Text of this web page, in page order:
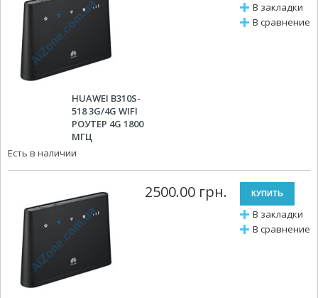
В закладки
В сравнение
HUAWEI B310S-
518 3G/4G WIFI
РОУТЕР 4G 1800
МГЦ
Есть в наличии
В закладки
В сравнение
2500.00 грн.